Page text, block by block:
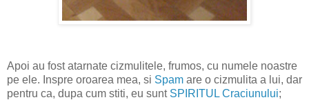
Apoi au fost atarnate cizmulitele, frumos, cu numele noastre
pe ele. Inspre oroarea mea, si Spam are o cizmulita a lui, dar
pentru ca, dupa cum stiti, eu sunt SPIRITUL Craciunului;